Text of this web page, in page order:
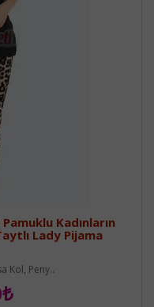
Kadınların
Lady Pijama
Kol, Peny..